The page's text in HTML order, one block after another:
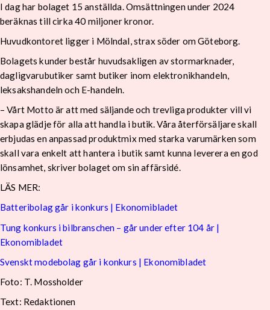
I dag har bolaget 15 anställda. Omsättningen under 2024
beräknas till cirka 40 miljoner kronor.
Huvudkontoret ligger i Mölndal, strax söder om Göteborg.
Bolagets kunder består huvudsakligen av stormarknader,
dagligvarubutiker samt butiker inom elektronikhandeln,
leksakshandeln och E-handeln.
– Vårt Motto är att med säljande och trevliga produkter vill vi
skapa glädje för alla att handla i butik. Våra återförsäljare skall
erbjudas en anpassad produktmix med starka varumärken som
skall vara enkelt att hantera i butik samt kunna leverera en god
lönsamhet, skriver bolaget om sin affärsidé.
LÄS MER:
Batteribolag går i konkurs | Ekonomibladet
Tung konkurs i bilbranschen – går under efter 104 år |
Ekonomibladet
Svenskt modebolag går i konkurs | Ekonomibladet
Foto: T. Mossholder
Text: Redaktionen